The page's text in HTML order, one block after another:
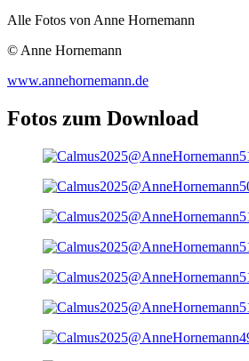
Alle Fotos von Anne Hornemann
© Anne Hornemann
www.annehornemann.de
Fotos zum Download